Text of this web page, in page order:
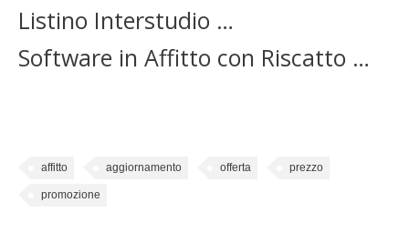
Listino Interstudio …
Software in Affitto con Riscatto …
affitto aggiornamento offerta prezzo
promozione